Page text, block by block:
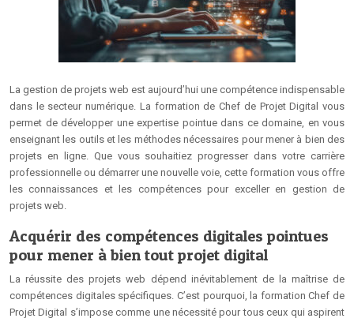
La gestion de projets web est aujourd’hui une compétence indispensable
dans le secteur numérique. La formation de Chef de Projet Digital vous
permet de développer une expertise pointue dans ce domaine, en vous
enseignant les outils et les méthodes nécessaires pour mener à bien des
projets en ligne. Que vous souhaitiez progresser dans votre carrière
professionnelle ou démarrer une nouvelle voie, cette formation vous offre
les connaissances et les compétences pour exceller en gestion de
projets web.
Acquérir des compétences digitales pointues
pour mener à bien tout projet digital
La réussite des projets web dépend inévitablement de la maîtrise de
compétences digitales spécifiques. C’est pourquoi, la formation Chef de
Projet Digital s’impose comme une nécessité pour tous ceux qui aspirent